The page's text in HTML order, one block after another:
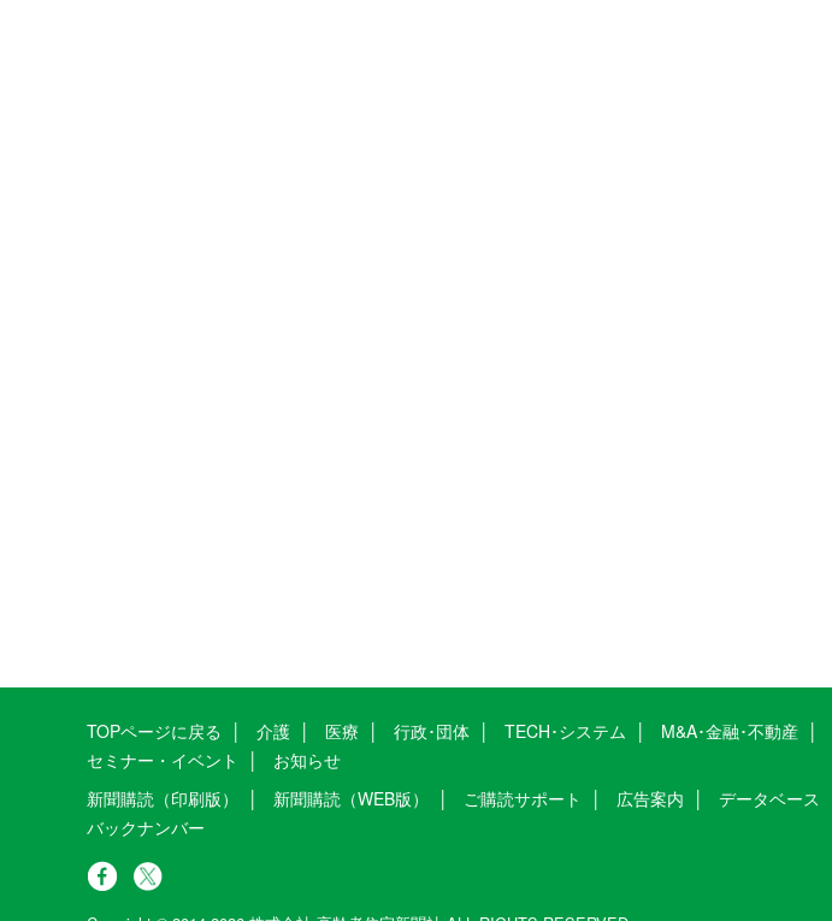
TOPページに戻る 介護 医療 行政･団体 TECH･システム M&A･金融･不動産
セミナー・イベント
お知らせ
新聞購読（印刷版）
新聞購読（WEB版） ご購読サポート 広告案内 データベース
バックナンバー